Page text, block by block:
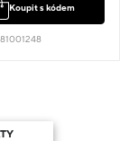
Koupit s kódem